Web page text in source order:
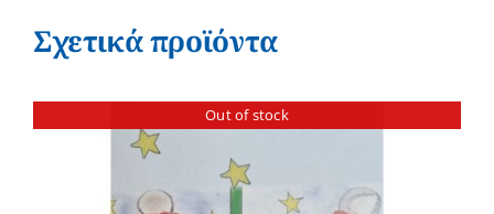
Σχετικά προϊόντα
Out of stock